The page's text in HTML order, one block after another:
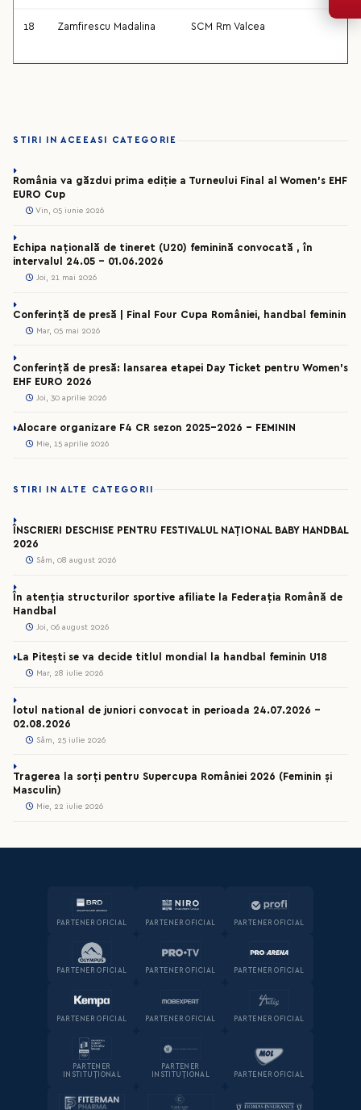
18 Zamfirescu Madalina SCM Rm Valcea
STIRI IN ACEEASI CATEGORIE
România va găzdui prima ediție a Turneului Final al Women’s EHF
EURO Cup
Vin, 05 iunie 2026
Echipa națională de tineret (U20) feminină convocată , în
intervalul 24.05 – 01.06.2026
Joi, 21 mai 2026
Conferință de presă | Final Four Cupa României, handbal feminin
Mar, 05 mai 2026
Conferință de presă: lansarea etapei Day Ticket pentru Women’s
EHF EURO 2026
Joi, 30 aprilie 2026
Alocare organizare F4 CR sezon 2025-2026 - FEMININ
Mie, 15 aprilie 2026
STIRI IN ALTE CATEGORII
ÎNSCRIERI DESCHISE PENTRU FESTIVALUL NAȚIONAL BABY HANDBAL
2026
Sâm, 08 august 2026
În atenția structurilor sportive afiliate la Federația Română de
Handbal
Joi, 06 august 2026
La Pitești se va decide titlul mondial la handbal feminin U18
Mar, 28 iulie 2026
lotul national de juniori convocat in perioada 24.07.2026 –
02.08.2026
Sâm, 25 iulie 2026
Tragerea la sorți pentru Supercupa României 2026 (Feminin și
Masculin)
Mie, 22 iulie 2026
PARTENER OFICIAL PARTENER OFICIAL PARTENER OFICIAL
PARTENER OFICIAL PARTENER OFICIAL PARTENER OFICIAL
PARTENER OFICIAL PARTENER OFICIAL PARTENER OFICIAL
PARTENER
INSTITUȚIONAL
PARTENER
INSTITUȚIONAL
PARTENER OFICIAL